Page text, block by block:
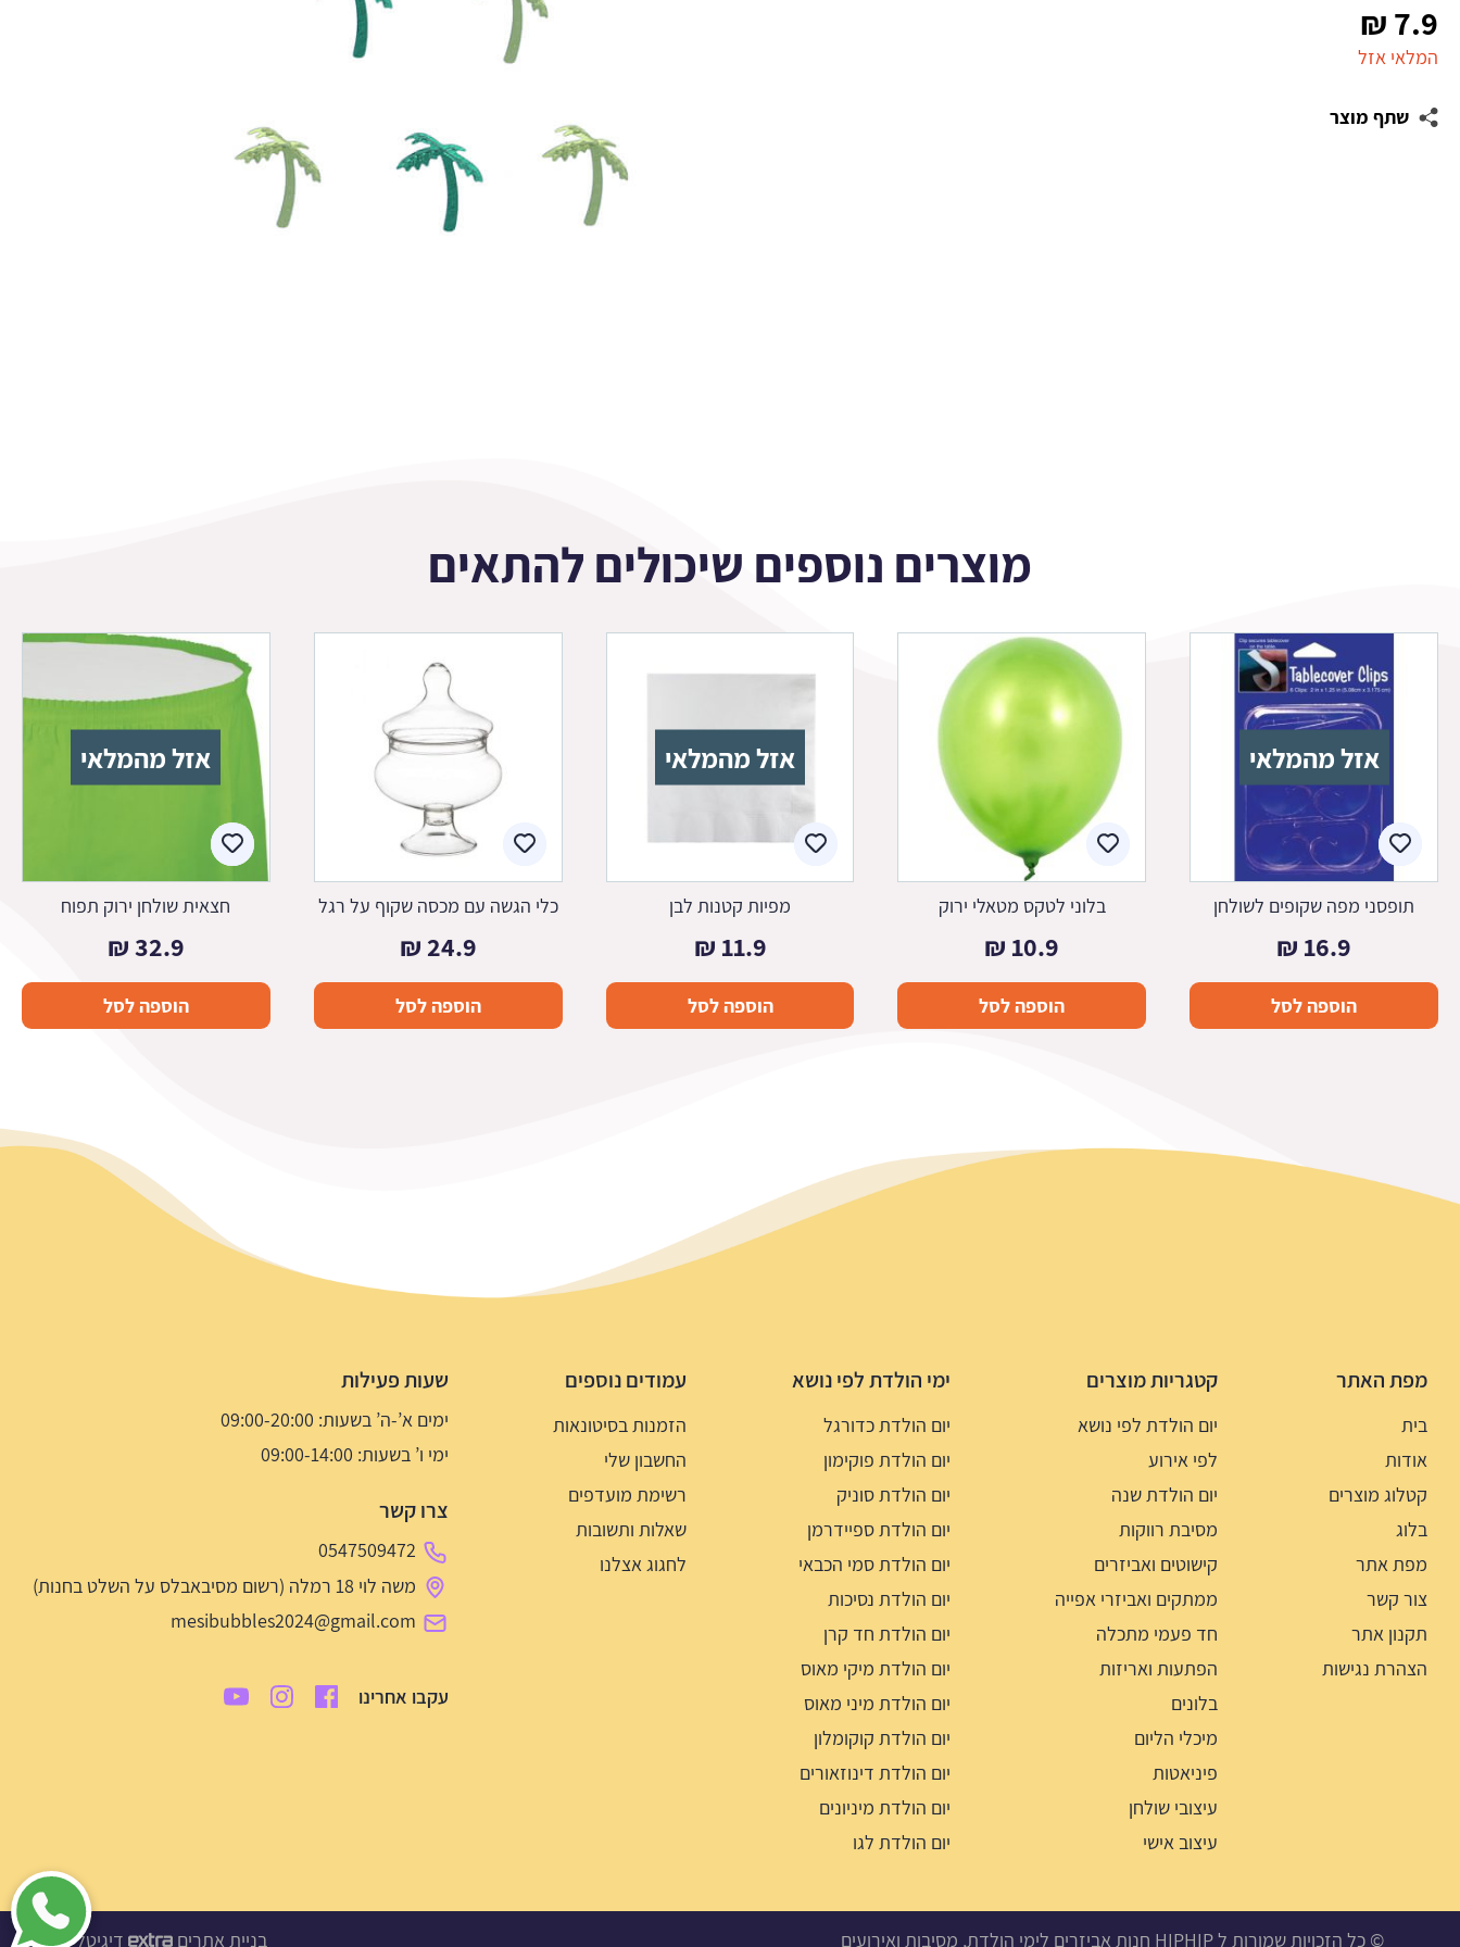
7.9
₪
המלאי אזל
שתף מוצר
מוצרים נוספים שיכולים להתאים
אזל מהמלאי
תופסני מפה שקופים לשולחן
16.9
₪
הוספה לסל
בלוני לטקס מטאלי ירוק
10.9
₪
הוספה לסל
אזל מהמלאי
מפיות קטנות לבן
11.9
₪
הוספה לסל
כלי הגשה עם מכסה שקוף על רגל
24.9
₪
הוספה לסל
אזל מהמלאי
חצאית שולחן ירוק תפוח
32.9
₪
הוספה לסל
מפת האתר
בית
אודות
קטלוג מוצרים
בלוג
מפת אתר
צור קשר
תקנון אתר
הצהרת נגישות
קטגריות מוצרים
יום הולדת לפי נושא
לפי אירוע
יום הולדת שנה
מסיבת רווקות
קישוטים ואביזרים
ממתקים ואביזרי אפייה
חד פעמי מתכלה
הפתעות ואריזות
בלונים
מיכלי הליום
פיניאטות
עיצובי שולחן
עיצוב אישי
ימי הולדת לפי נושא
יום הולדת כדורגל
יום הולדת פוקימון
יום הולדת סוניק
יום הולדת ספיידרמן
יום הולדת סמי הכבאי
יום הולדת נסיכות
יום הולדת חד קרן
יום הולדת מיקי מאוס
יום הולדת מיני מאוס
יום הולדת קוקומלון
יום הולדת דינוזאורים
יום הולדת מיניונים
יום הולדת לגו
עמודים נוספים
הזמנות בסיטונאות
החשבון שלי
רשימת מועדפים
שאלות ותשובות
לחגוג אצלנו
שעות פעילות
ימים א’-ה’ בשעות: 09:00-20:00
ימי ו’ בשעות: 09:00-14:00
צרו קשר
0547509472
משה לוי 18 רמלה (רשום מסיבאבלס על השלט בחנות)
mesibubbles2024@gmail.com
עקבו אחרינו
© כל הזכויות שמורות ל HIPHIP חנות אביזרים לימי הולדת, מסיבות ואירועים בניית אתרים דיגיטל